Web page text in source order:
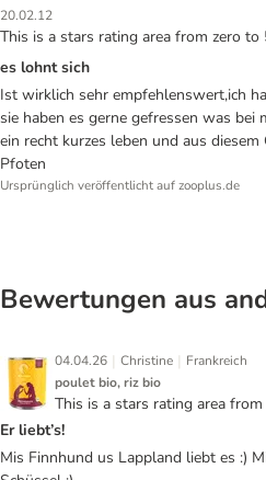
20.02.12
This is a stars rating area from zero to
es lohnt sich
Ist wirklich sehr empfehlenswert,ich
sie haben es gerne gefressen was
ein recht kurzes leben und aus
Pfoten
Ursprünglich veröffentlicht auf zooplus.de
Bewertungen aus
04.04.26 | Christine | Frankreich
poulet bio, riz bio
This is a stars rating area
Er liebt’s!
Mis Finnhund us Lappland liebt es :)